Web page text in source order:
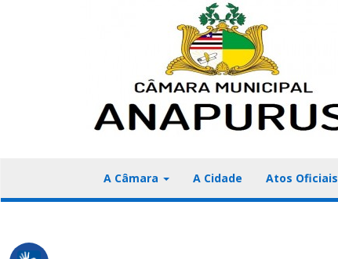
A Câmara A Cidade Atos Oficiais